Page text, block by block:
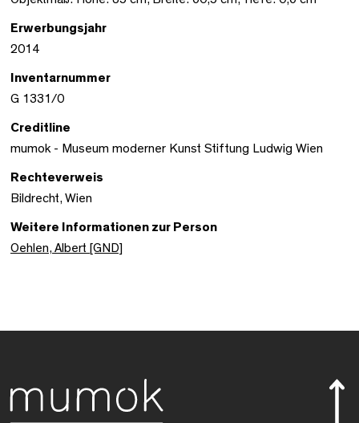
Erwerbungsjahr
2014
Inventarnummer
G 1331/0
Creditline
mumok - Museum moderner Kunst Stiftung Ludwig Wien
Rechteverweis
Bildrecht, Wien
Weitere Informationen zur Person
Oehlen, Albert [GND]